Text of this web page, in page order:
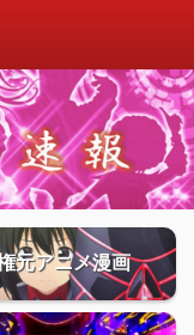
元アニメ漫画